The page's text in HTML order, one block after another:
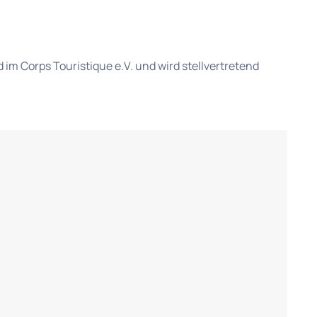
im Corps Touristique e.V. und wird stellvertretend